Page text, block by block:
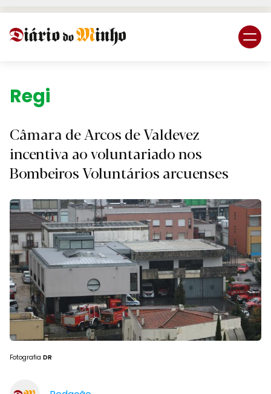
Região.
Câmara de Arcos de Valdevez
incentiva ao voluntariado nos
Bombeiros Voluntários arcuenses
Fotografia DR